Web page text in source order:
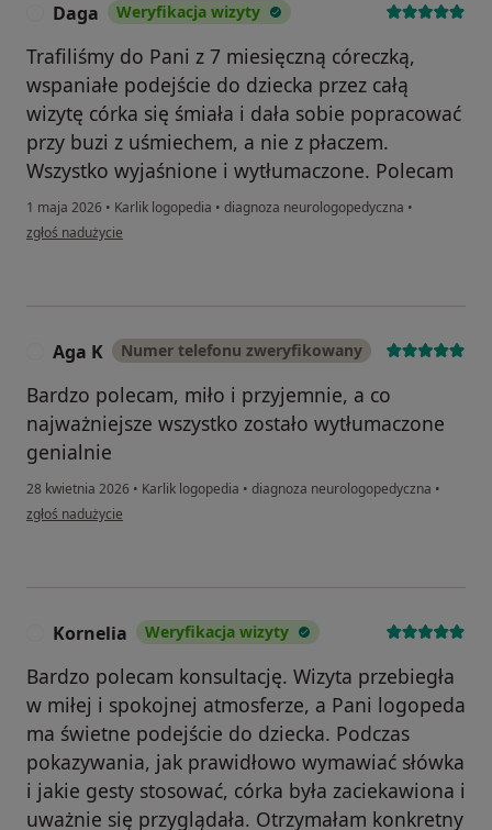
Daga Weryfikacja wizyty
Trafiliśmy do Pani z 7 miesięczną córeczką,
wspaniałe podejście do dziecka przez całą
wizytę córka się śmiała i dała sobie popracować
przy buzi z uśmiechem, a nie z płaczem.
Wszystko wyjaśnione i wytłumaczone. Polecam
1 maja 2026 • Karlik logopedia • diagnoza neurologopedyczna •
w opinii użytkownika Daga
zgłoś nadużycie
Aga K Numer telefonu zweryfikowany
Bardzo polecam, miło i przyjemnie, a co
najważniejsze wszystko zostało wytłumaczone
genialnie
28 kwietnia 2026 • Karlik logopedia • diagnoza neurologopedyczna •
w opinii użytkownika Aga K
zgłoś nadużycie
Kornelia Weryfikacja wizyty
Bardzo polecam konsultację. Wizyta przebiegła
w miłej i spokojnej atmosferze, a Pani logopeda
ma świetne podejście do dziecka. Podczas
pokazywania, jak prawidłowo wymawiać słówka
i jakie gesty stosować, córka była zaciekawiona i
uważnie się przyglądała. Otrzymałam konkretny